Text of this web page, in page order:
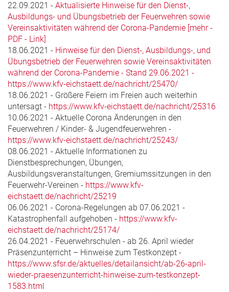
22.09.2021 - Aktualisierte Hinweise für den Dienst-,
Ausbildungs- und Übungsbetrieb der Feuerwehren sowie
Vereinsaktivitäten während der Corona-Pandemie [mehr -
PDF - Link]
18.06.2021 - Hinweise für den Dienst-, Ausbildungs-, und
Übungsbetrieb der Feuerwehren sowie Vereinsaktivitäten
während der Corona-Pandemie - Stand 29.06.2021 -
https://www.kfv-eichstaett.de/nachricht/25470/
18.06.2021 - Größere Feiern im Freien auch weiterhin
untersagt - https://www.kfv-eichstaett.de/nachricht/25316
10.06.2021 - Aktuelle Corona Änderungen in den
Feuerwehren / Kinder- & Jugendfeuerwehren -
https://www.kfv-eichstaett.de/nachricht/25243/
08.06.2021 - Aktuelle Informationen zu
Dienstbesprechungen, Übungen,
Ausbildungsveranstaltungen, Gremiumssitzungen in den
Feuerwehr-Vereinen - https://www.kfv-
eichstaett.de/nachricht/25219
06.06.2021 - Corona-Regelungen ab 07.06.2021 -
Katastrophenfall aufgehoben - https://www.kfv-
eichstaett.de/nachricht/25174/
26.04.2021 - Feuerwehrschulen - ab 26. April wieder
Präsenzunterricht – Hinweise zum Testkonzept -
https://www.sfsr.de/aktuelles/detailansicht/ab-26-april-
wieder-praesenzunterricht-hinweise-zum-testkonzept-
1583.html